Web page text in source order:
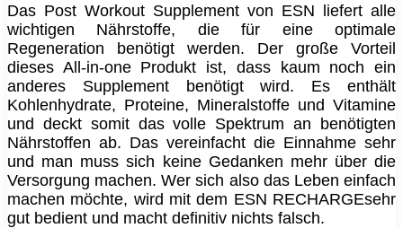
Das Post Workout Supplement von ESN liefert alle
wichtigen Nährstoffe, die für eine optimale
Regeneration benötigt werden. Der große Vorteil
dieses All-in-one Produkt ist, dass kaum noch ein
anderes Supplement benötigt wird. Es enthält
Kohlenhydrate, Proteine, Mineralstoffe und Vitamine
und deckt somit das volle Spektrum an benötigten
Nährstoffen ab. Das vereinfacht die Einnahme sehr
und man muss sich keine Gedanken mehr über die
Versorgung machen. Wer sich also das Leben einfach
machen möchte, wird mit dem ESN RECHARGEsehr
gut bedient und macht definitiv nichts falsch.